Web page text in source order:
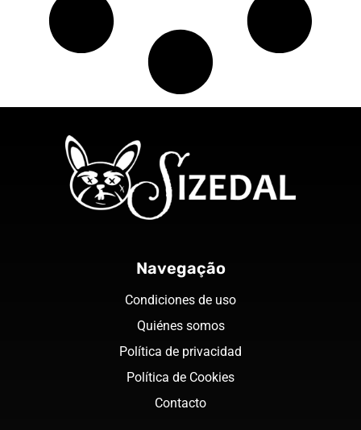
Navegação
Condiciones de uso
Quiénes somos
Política de privacidad
Política de Cookies
Contacto